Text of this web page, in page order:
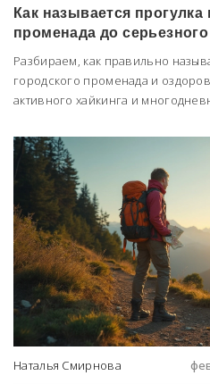
Как называется
променада до
Разбираем, как правильно
городского променада и
активного хайкинга и
Наталья Смирнова